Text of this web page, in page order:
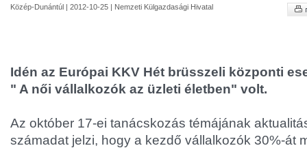
Közép-Dunántúl | 2012-10-25 | Nemzeti Külgazdasági Hivatal
Idén az Európai KKV Hét brüsszeli központi
" A női vállalkozók az üzleti életben" volt.
Az október 17-ei tanácskozás témájának
számadat jelzi, hogy a kezdő vállalkozók 30%-át